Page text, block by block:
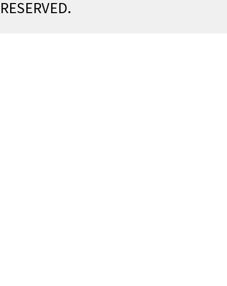
RESERVED.